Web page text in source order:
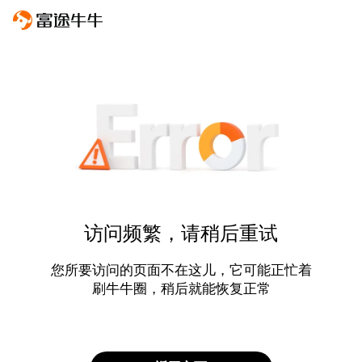
访问频繁，请稍后重试
您所要访问的页面不在这儿，它可能正忙着
刷牛牛圈，稍后就能恢复正常